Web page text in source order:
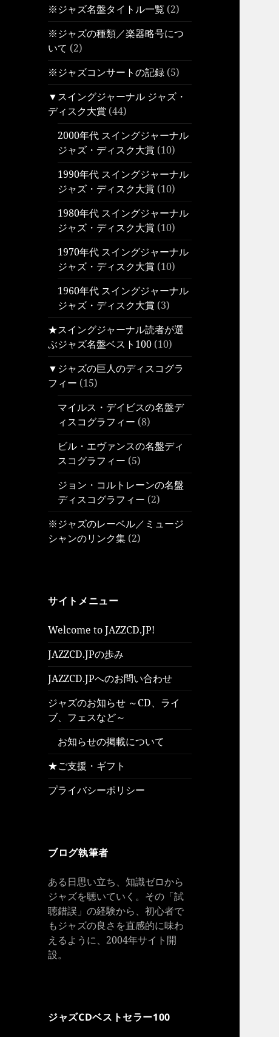
※ジャズ名盤タイトル一覧 (2)
※ジャズの種類／楽器略号につ
いて (2)
※ジャズコンサートの記録 (5)
▼スイングジャーナル ジャズ・
ディスク大賞 (44)
2000年代 スイングジャーナル
ジャズ・ディスク大賞 (10)
1990年代 スイングジャーナル
ジャズ・ディスク大賞 (10)
1980年代 スイングジャーナル
ジャズ・ディスク大賞 (10)
1970年代 スイングジャーナル
ジャズ・ディスク大賞 (10)
1960年代 スイングジャーナル
ジャズ・ディスク大賞 (3)
★スイングジャーナル読者が選
ぶジャズ名盤ベスト100 (10)
▼ジャズの巨人のディスコグラ
フィー (15)
マイルス・デイビスの名盤デ
ィスコグラフィー (8)
ビル・エヴァンスの名盤ディ
スコグラフィー (5)
ジョン・コルトレーンの名盤
ディスコグラフィー (2)
※ジャズのレーベル／ミュージ
シャンのリンク集 (2)
サイトメニュー
Welcome to JAZZCD.JP!
JAZZCD.JPの歩み
JAZZCD.JPへのお問い合わせ
ジャズのお知らせ ～CD、ライ
ブ、フェスなど～
お知らせの掲載について
★ご支援・ギフト
プライバシーポリシー
ブログ執筆者
ある日思い立ち、知識ゼロから
ジャズを聴いていく。その「試
聴錯誤」の経験から、初心者で
もジャズの良さを直感的に味わ
えるように、2004年サイト開
設。
ジャズCDベストセラー100